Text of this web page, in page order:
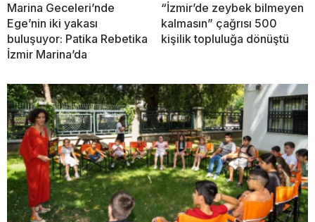
Marina Geceleri’nde
Ege’nin iki yakası
buluşuyor: Patika Rebetika
İzmir Marina’da
“İzmir’de zeybek bilmeyen
kalmasın” çağrısı 500
kişilik topluluğa dönüştü